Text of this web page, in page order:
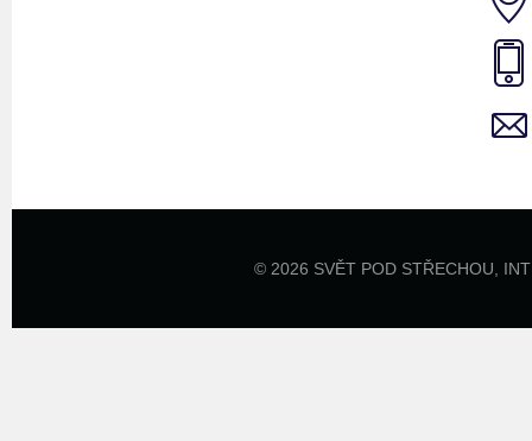
© 2026 SVĚT POD STŘECHOU,